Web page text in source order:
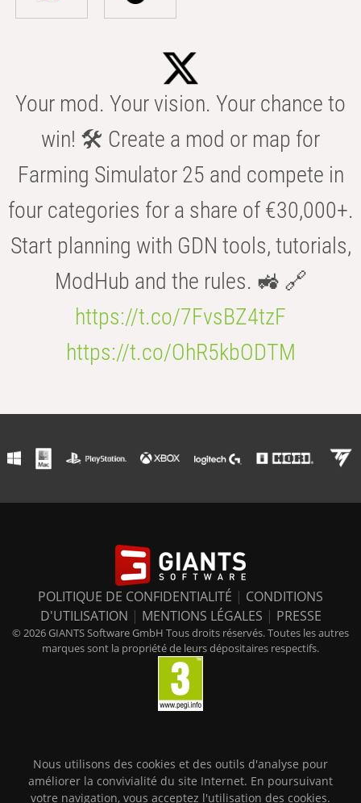
Your mod. Your vision. Your chance to
win! 🛠️ Create a mod or map for
Farming Simulator 25 and compete in
four categories for a share of €30,000+.
Start planning with GDN tools, tutorials,
ModHub and the rules. 🚜 🔗
https://t.co/7FvsBZ4tzF
https://t.co/OhR5kbODTM
POLITIQUE DE CONFIDENTIALITÉ | CONDITIONS
D'UTILISATION | MENTIONS LÉGALES | PRESSE
© 2026 GIANTS Software GmbH Tous droits réservés. Toutes les autres
marques sont la propriété de leurs dépositaires respectifs.
Nous utilisons des cookies et des outils d'analyse pour
améliorer la convivialité du site Internet. En poursuivant
votre navigation, vous acceptez l'utilisation des cookies.